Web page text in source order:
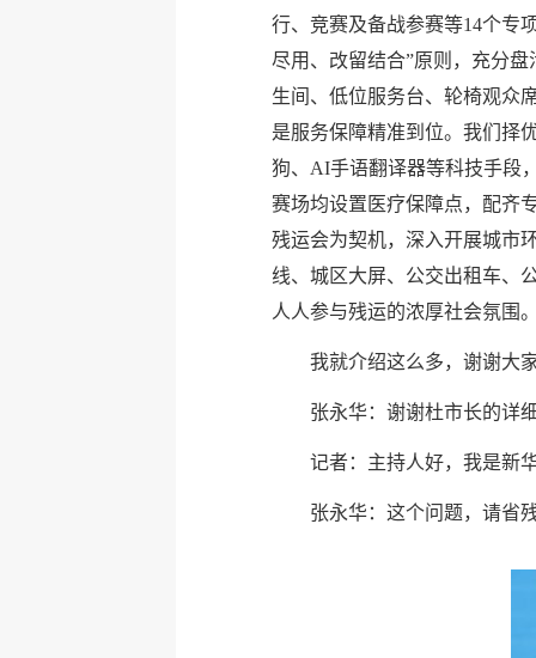
行、竞赛及备战参赛等14个专
尽用、改留结合”原则，充分
生间、低位服务台、轮椅观众
是服务保障精准到位。我们择
狗、AI手语翻译器等科技手段
赛场均设置医疗保障点，配齐
残运会为契机，深入开展城市
线、城区大屏、公交出租车、
人人参与残运的浓厚社会氛围
我就介绍这么多，谢谢大
张永华：谢谢杜市长的详
记者：主持人好，我是新
张永华：这个问题，请省